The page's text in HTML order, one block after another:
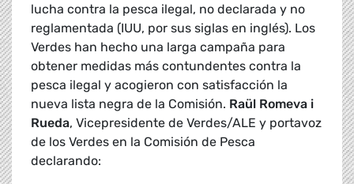
lucha contra la pesca ilegal, no declarada y no
reglamentada (IUU, por sus siglas en inglés). Los
Verdes han hecho una larga campaña para
obtener medidas más contundentes contra la
pesca ilegal y acogieron con satisfacción la
nueva lista negra de la Comisión. Raül Romeva i
Rueda, Vicepresidente de Verdes/ALE y portavoz
de los Verdes en la Comisión de Pesca
declarando: